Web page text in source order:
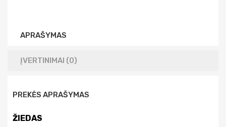
APRAŠYMAS
ĮVERTINIMAI (0)
PREKĖS APRAŠYMAS
ŽIEDAS